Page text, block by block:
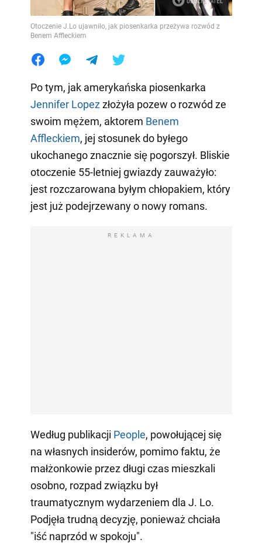
Otoczenie J.Lo ujawniło, jak piosenkarka przeżywa rozwód z
Benem Affleckiem
Po tym, jak amerykańska piosenkarka
Jennifer Lopezzłożyła pozew o rozwód ze
swoim mężem, aktorem Benem
Affleckiem, jej stosunek do byłego
ukochanego znacznie się pogorszył. Bliskie
otoczenie 55-letniej gwiazdy zauważyło:
jest rozczarowana byłym chłopakiem, który
jest już podejrzewany o nowy romans.
REKLAMA
Według publikacji People, powołującej się
na własnych insiderów, pomimo faktu, że
małżonkowie przez długi czas mieszkali
osobno, rozpad związku był
traumatycznym wydarzeniem dla J. Lo.
Podjęła trudną decyzję, ponieważ chciała
"iść naprzód w spokoju".